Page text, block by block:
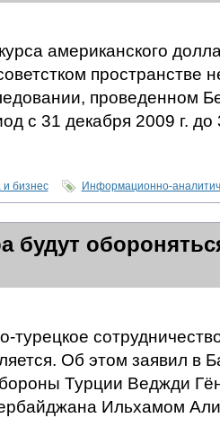
американского
пространстве
проведенном
с 31 декабря 2009 г. до
бизнес Информационно-
будут
турецкое
Об этом заявил в
Турции Веджди
Ильхамом